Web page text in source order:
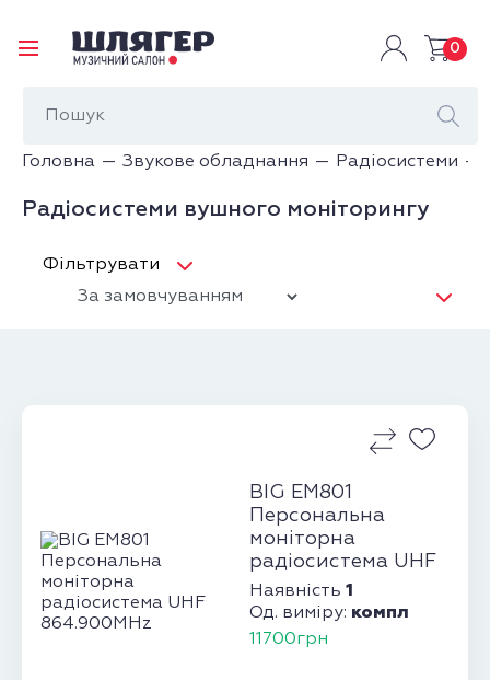
0
Головна Звукове обладнання Радіосистеми
Радіосистеми вушного моніторингу
Фільтрувати
BIG EM801
Персональна
моніторна
радіосистема UHF
864.900MHz
Наявність 1
Од. виміру: компл
11700грн